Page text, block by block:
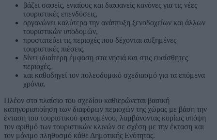
βάζει σαφείς, ενιαίους και διαφανείς κανόνες για τις νέες
τουριστικές επενδύσεις,
οργανώνει καλύτερα την ανάπτυξη ξενοδοχείων και άλλων
τουριστικών υποδομών,
προστατεύει τις περιοχές που δέχονται αυξημένες
τουριστικές πιέσεις,
δίνει ιδιαίτερη έμφαση στα νησιά και στις ευαίσθητες
περιοχές,
και καθοδηγεί τον πολεοδομικό σχεδιασμό για τα επόμενα
χρόνια.
Πλέον στο πλαίσιο του σχεδίου καθιερώνεται βασική
κατηγοριοποίηση των διαφόρων περιοχών της χώρας με βάση την
ένταση του τουριστικού φαινομένου, λαμβάνοντας κυρίως υπόψη
τον αριθμό των τουριστικών κλινών σε σχέση με την έκταση και
τον μόνιμο πληθυσμό κάθε Δημοτικής Ενότητας.